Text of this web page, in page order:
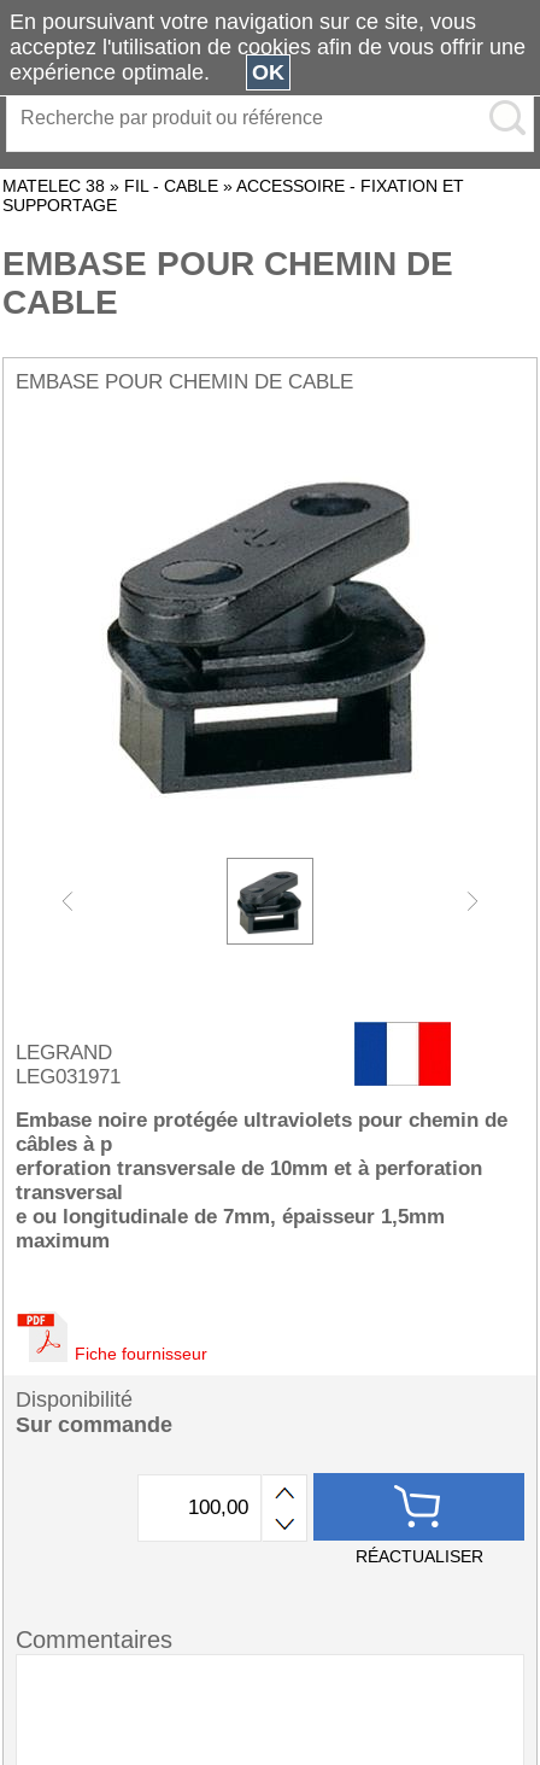
MATELEC 38 » FIL - CABLE »ACCESSOIRE - FIXATION ET
SUPPORTAGE
EMBASE POUR CHEMIN DE
CABLE
EMBASE POUR CHEMIN DE CABLE
LEGRAND
LEG031971
Embase noire protégée ultraviolets pour chemin de
câbles à p
erforation transversale de 10mm et à perforation
transversal
e ou longitudinale de 7mm, épaisseur 1,5mm
maximum
Fiche fournisseur
Disponibilité
Sur commande
RÉACTUALISER
Commentaires
En poursuivant votre navigation sur ce site, vous
acceptez l'utilisation de cookies afin de vous offrir une
expérience optimale.
OK